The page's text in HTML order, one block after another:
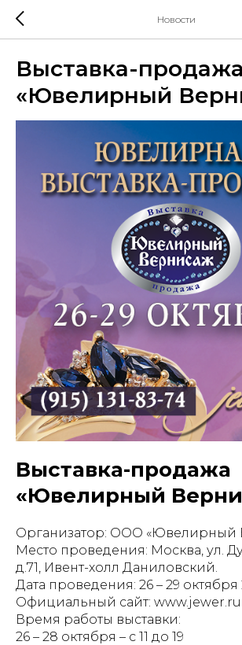
Новости
Выставка-продажа
«Ювелирный
Выставка-продажа
«Ювелирный
Организатор: ООО «Ювелирный
Место проведения: Москва, ул.
д.71, Ивент-холл Даниловский.
Дата проведения: 26 – 29 октября
Официальный сайт: www.jewer.ru
Время работы выставки:
26 – 28 октября – с 11 до 19